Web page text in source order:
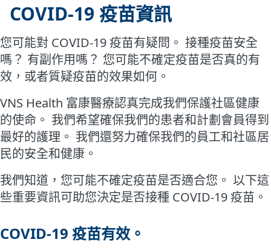
COVID-19 疫苗資訊
您可能對 COVID-19 疫苗有疑問。 接種疫苗安全
嗎？ 有副作用嗎？ 您可能不確定疫苗是否真的有
效，或者質疑疫苗的效果如何。
VNS Health 富康醫療認真完成我們保護社區健康
的使命。 我們希望確保我們的患者和計劃會員得到
最好的護理。 我們還努力確保我們的員工和社區居
民的安全和健康。
我們知道，您可能不確定疫苗是否適合您。 以下這
些重要資訊可助您決定是否接種 COVID-19 疫苗。
COVID-19 疫苗有效。